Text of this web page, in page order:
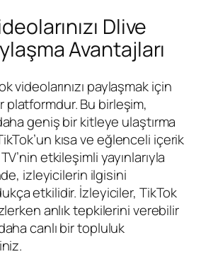
Dlive
Avantajları
videolarınızı paylaşmak için
platformdur. Bu birleşim,
geniş bir kitleye ulaştırma
kısa ve eğlenceli içerik
etkileşimli yayınlarıyla
izleyicilerin ilgisini
etkilidir. İzleyiciler, TikTok
anlık tepkilerini verebilir
canlı bir topluluk